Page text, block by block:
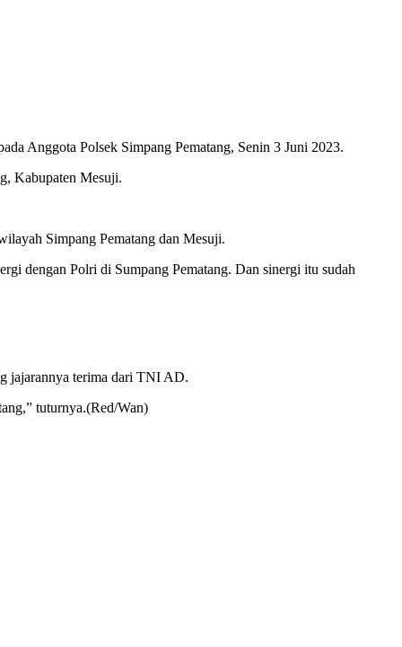
Anggota Polsek Simpang Pematang, Senin 3 Juni 2023.
Kabupaten Mesuji.
Simpang Pematang dan Mesuji.
dengan Polri di Sumpang Pematang. Dan sinergi itu sudah
jajarannya terima dari TNI AD.
tuturnya.(Red/Wan)